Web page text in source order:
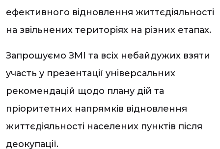
ефективного відновлення життєдіяльності
на звільнених територіях на різних етапах.
Запрошуємо ЗМІ та всіх небайдужих взяти
участь у презентації універсальних
рекомендацій щодо плану дій та
пріоритетних напрямків відновлення
життєдіяльності населених пунктів після
деокупації.